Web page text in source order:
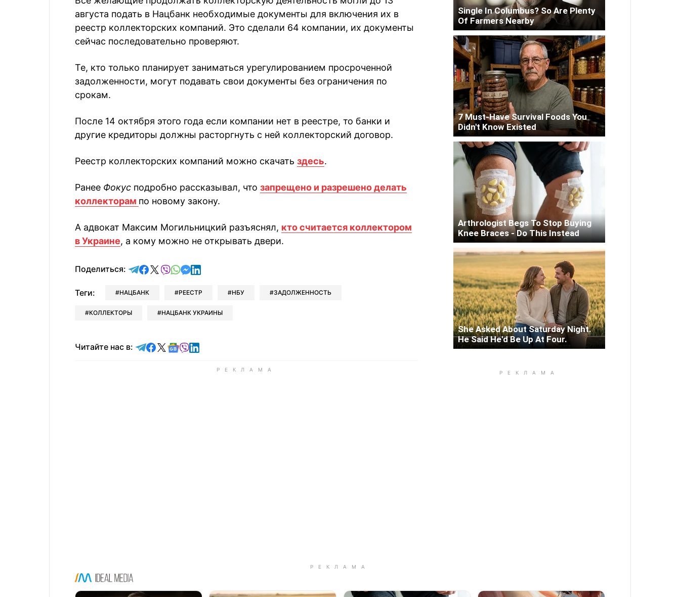
августа подать в Нацбанк необходимые документы для включения их в
реестр коллекторских компаний. Это сделали 64 компании, их документы
сейчас последовательно проверяют.
Те, кто только планирует заниматься урегулированием просроченной
задолженности, могут подавать свои документы без ограничения по
срокам.
После 14 октября этого года если компании нет в реестре, то банки и
другие кредиторы должны расторгнуть с ней коллекторский договор.
Реестр коллекторских компаний можно скачать здесь.
Ранее Фокус подробно рассказывал, что запрещено и разрешено делать
коллекторам по новому закону.
А адвокат Максим Могильницкий разъяснял, кто считается коллектором
в Украине, а кому можно не открывать двери.
Поделиться: отправить в Telegram
поделиться в Facebook
поделиться в X
отправить в Viber
отправить в Whatsapp
отправить в Messenger
отправить в LinkedIn
Теги: НАЦБАНК РЕЕСТР НБУ ЗАДОЛЖЕННОСТЬ
КОЛЛЕКТОРЫ НАЦБАНК УКРАИНЫ
Читайте нас в: Читайте в Telegram
Читайте в Facebook
Читайте в X
Читайте в Google news
Читайте в Viber
Читайте в LinkedIn